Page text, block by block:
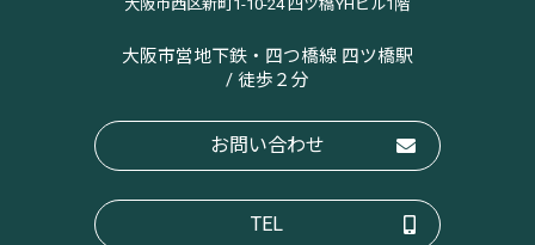
大阪市西区新町1-10-24 四ツ橋YHビル1階
大阪市営地下鉄・四つ橋線 四ツ橋駅
/ 徒歩２分
お問い合わせ
TEL